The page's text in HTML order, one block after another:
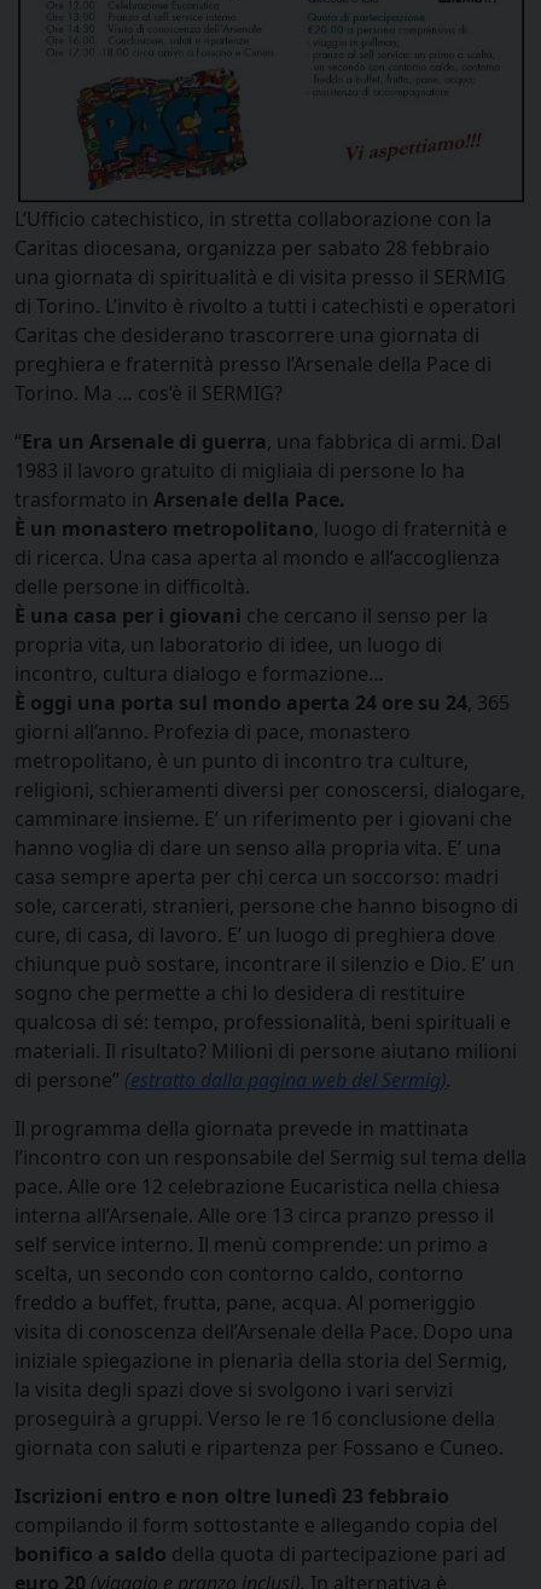
L’Ufficio catechistico, in stretta collaborazione con la
Caritas diocesana, organizza per sabato 28 febbraio
una giornata di spiritualità e di visita presso il SERMIG
di Torino. L’invito è rivolto a tutti i catechisti e operatori
Caritas che desiderano trascorrere una giornata di
preghiera e fraternità presso l’Arsenale della Pace di
Torino. Ma … cos’è il SERMIG?
“Era un Arsenale di guerra, una fabbrica di armi. Dal
1983 il lavoro gratuito di migliaia di persone lo ha
trasformato in Arsenale della Pace.
È un monastero metropolitano, luogo di fraternità e
di ricerca. Una casa aperta al mondo e all’accoglienza
delle persone in difficoltà.
È una casa per i giovani che cercano il senso per la
propria vita, un laboratorio di idee, un luogo di
incontro, cultura dialogo e formazione…
È oggi una porta sul mondo aperta 24 ore su 24, 365
giorni all’anno. Profezia di pace, monastero
metropolitano, è un punto di incontro tra culture,
religioni, schieramenti diversi per conoscersi, dialogare,
camminare insieme. E’ un riferimento per i giovani che
hanno voglia di dare un senso alla propria vita. E’ una
casa sempre aperta per chi cerca un soccorso: madri
sole, carcerati, stranieri, persone che hanno bisogno di
cure, di casa, di lavoro. E’ un luogo di preghiera dove
chiunque può sostare, incontrare il silenzio e Dio. E’ un
sogno che permette a chi lo desidera di restituire
qualcosa di sé: tempo, professionalità, beni spirituali e
materiali. Il risultato? Milioni di persone aiutano milioni
di persone” (estratto dalla pagina web del Sermig).
Il programma della giornata prevede in mattinata
l’incontro con un responsabile del Sermig sul tema della
pace. Alle ore 12 celebrazione Eucaristica nella chiesa
interna all’Arsenale. Alle ore 13 circa pranzo presso il
self service interno. Il menù comprende: un primo a
scelta, un secondo con contorno caldo, contorno
freddo a buffet, frutta, pane, acqua. Al pomeriggio
visita di conoscenza dell’Arsenale della Pace. Dopo una
iniziale spiegazione in plenaria della storia del Sermig,
la visita degli spazi dove si svolgono i vari servizi
proseguirà a gruppi. Verso le re 16 conclusione della
giornata con saluti e ripartenza per Fossano e Cuneo.
Iscrizioni entro e non oltre lunedì 23 febbraio
compilando il form sottostante e allegando copia del
bonifico a saldo della quota di partecipazione pari ad
euro 20 (viaggio e pranzo inclusi). In alternativa è